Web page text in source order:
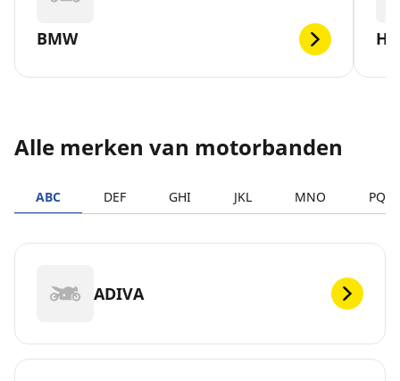
BMW
Alle merken van motorbanden
ABC DEF GHI JKL MNO PQRS
ADIVA